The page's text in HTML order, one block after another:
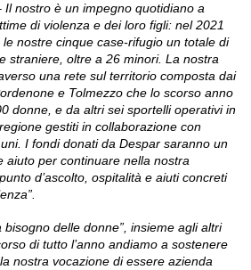
Il nostro è un impegno quotidiano a
di violenza e dei loro figli: nel 2021
nostre cinque case-rifugio un totale di
straniere, oltre a 26 minori. La nostra
una rete sul territorio composta dai
e Tolmezzo che lo scorso anno
donne, e da altri sei sportelli operativi in
gestiti in collaborazione con
I fondi donati da Despar saranno un
aiuto per continuare nella nostra
d’ascolto, ospitalità e aiuti concreti
bisogno delle donne”, insieme agli altri
di tutto l’anno andiamo a sostenere
nostra vocazione di essere azienda